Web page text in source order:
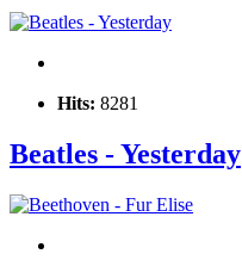
Hits: 8281
Beatles - Yesterday